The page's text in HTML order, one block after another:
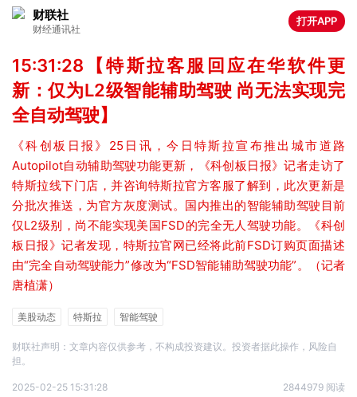
财联社
财经通讯社
打开APP
15:31:28【特斯拉客服回应在华软件更
新：仅为L2级智能辅助驾驶 尚无法实现完
全自动驾驶】
《科创板日报》25日讯，今日特斯拉宣布推出城市道路
Autopilot自动辅助驾驶功能更新，《科创板日报》记者走访了
特斯拉线下门店，并咨询特斯拉官方客服了解到，此次更新是
分批次推送，为官方灰度测试。国内推出的智能辅助驾驶目前
仅L2级别，尚不能实现美国FSD的完全无人驾驶功能。《科创
板日报》记者发现，特斯拉官网已经将此前FSD订购页面描述
由“完全自动驾驶能力”修改为“FSD智能辅助驾驶功能”。（记者
唐植潇）
美股动态 特斯拉 智能驾驶
财联社声明：文章内容仅供参考，不构成投资建议。投资者据此操作，风险自
担。
2025-02-25 15:31:28
2844979 阅读